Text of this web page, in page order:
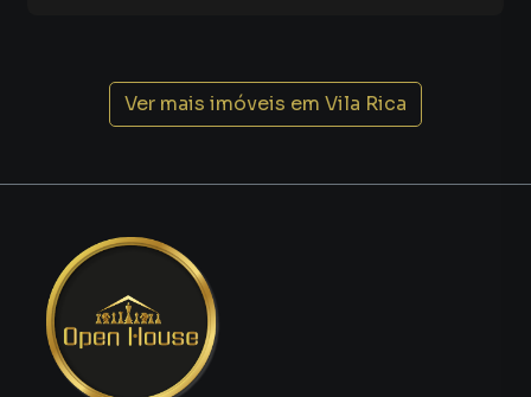
Ver mais imóveis em Vila Rica